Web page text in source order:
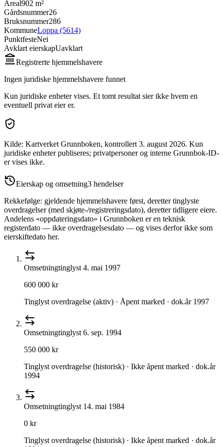
Areal902 m²
Gårdsnummer26
Bruksnummer286
KommuneLoppa (5614)
PunktfesteNei
Avklart eierskapUavklart
Registrerte hjemmelshavere
Ingen juridiske hjemmelshavere funnet
Kun juridiske enheter vises. Et tomt resultat sier ikke hvem en
eventuell privat eier er.
Kilde: Kartverket Grunnboken, kontrollert 3. august 2026. Kun
juridiske enheter publiseres; privatpersoner og interne Grunnbok-ID-
er vises ikke.
Eierskap og omsetning3 hendelser
Rekkefølge: gjeldende hjemmelshavere først, deretter tinglyste
overdragelser (med skjøte-/registreringsdato), deretter tidligere eiere.
Andelens «oppdateringsdato» i Grunnboken er en teknisk
registerdato — ikke overdragelsesdato — og vises derfor ikke som
eierskiftedato her.
Omsetningtinglyst 4. mai 1997
600 000 kr
Tinglyst overdragelse (aktiv) · Åpent marked · dok.år 1997
Omsetningtinglyst 6. sep. 1994
550 000 kr
Tinglyst overdragelse (historisk) · Ikke åpent marked · dok.år
1994
Omsetningtinglyst 14. mai 1984
0 kr
Tinglyst overdragelse (historisk) · Ikke åpent marked · dok.år